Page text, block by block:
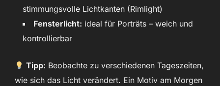
stimmungsvolle Lichtkanten (Rimlight)
Fensterlicht: ideal für Porträts – weich und
kontrollierbar
Tipp: Beobachte zu verschiedenen Tageszeiten,
wie sich das Licht verändert. Ein Motiv am Morgen